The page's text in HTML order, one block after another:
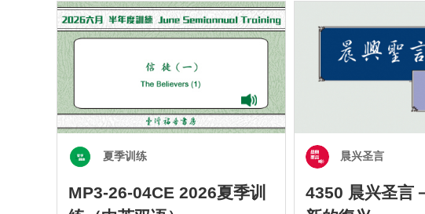
夏季训练
MP3-26-04CE 2026夏季训
晨兴圣言
4350 晨兴圣言